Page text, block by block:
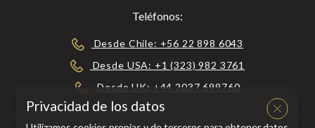
Teléfonos:
Desde Chile: +56 22 898 6043
Desde USA: +1 (323) 982 3761
Desde UK: +44 2037 699760
Privacidad de los datos